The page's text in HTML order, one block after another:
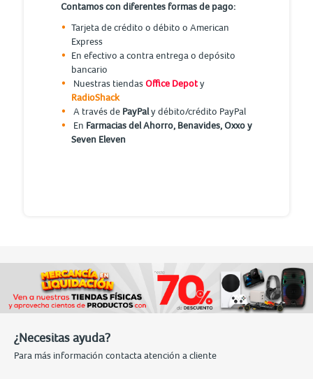
Contamos con diferentes formas de pago:
Tarjeta de crédito o débito o American
Express
En efectivo a contra entrega o depósito
bancario
Nuestras tiendasOffice Depoty
RadioShack
A través de PayPaly débito/crédito PayPal
En Farmacias del Ahorro, Benavides, Oxxo y
Seven Eleven
¿Necesitas ayuda?
Para más información contacta atención a cliente